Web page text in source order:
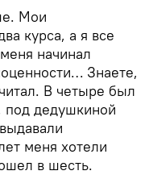
Мои
курса, а я все
начинал
Знаете,
В четыре был
под дедушкиной
меня хотели
в шесть.